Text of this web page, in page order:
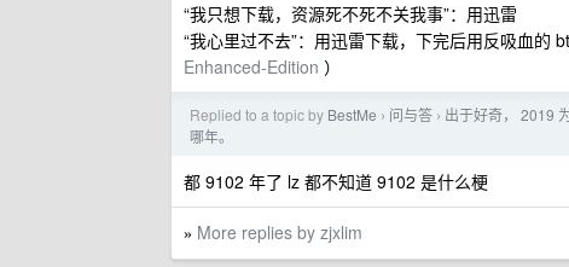
“我只想下载，资源死不死不关我事”：用迅雷
“我心里过不去”：用迅雷下载，下完后用反吸血的
Enhanced-Edition ）
Replied to a topic by BestMe › 问与答 › 出于好奇， 2019
哪年。
都 9102 年了 lz 都不知道 9102 是什么梗
» More replies by zjxlim